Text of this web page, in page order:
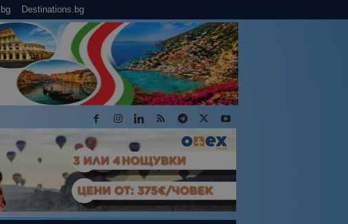
Destinations.bg